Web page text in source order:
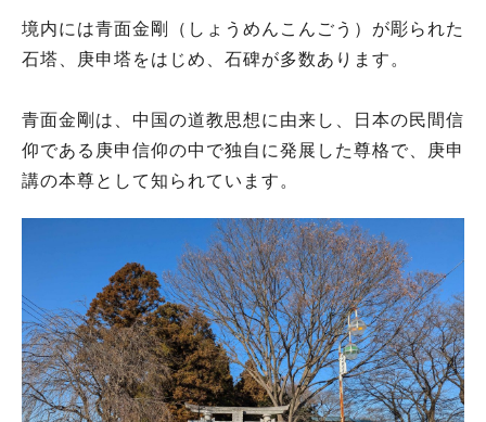
境内には青面金剛（しょうめんこんごう）が彫られた
石塔、庚申塔をはじめ、石碑が多数あります。
青面金剛は、中国の道教思想に由来し、日本の民間信
仰である庚申信仰の中で独自に発展した尊格で、庚申
講の本尊として知られています。